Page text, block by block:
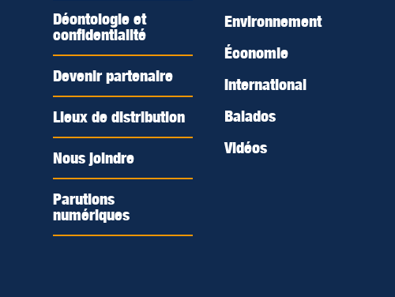
Déontologie et
confidentialité
Devenir partenaire
Lieux de distribution
Nous joindre
Parutions
numériques
Environnement
Économie
International
Balados
Vidéos